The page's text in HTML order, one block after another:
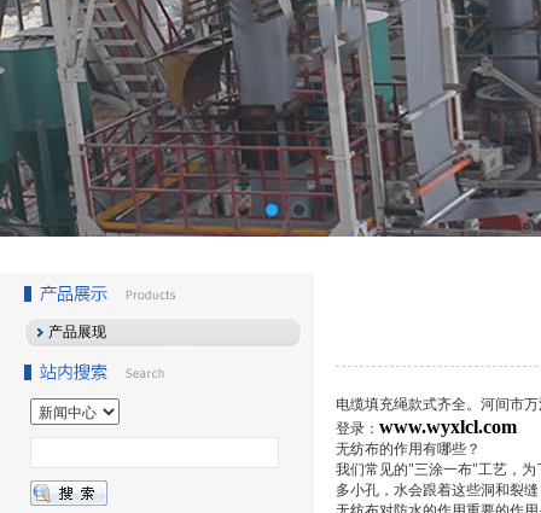
产品展现
电缆填充绳款式齐全。河间市
登录： www.wyxlcl.com
无纺布的作用有哪些？
我们常见的"三涂一布"工艺，
多小孔，水会跟着这些洞和裂